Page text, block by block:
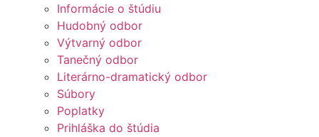
Informácie o štúdiu
Hudobný odbor
Výtvarný odbor
Tanečný odbor
Literárno-dramatický odbor
Súbory
Poplatky
Prihláška do štúdia